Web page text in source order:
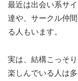
最近は出会い系サ
達や、サークル仲
る人もいます。
実は、結構こっそ
楽しんでいる人は多